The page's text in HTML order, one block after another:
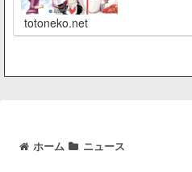
totoneko.net
ホーム ニュース